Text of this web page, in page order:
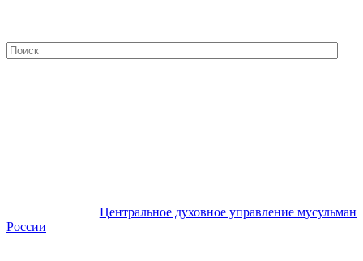
Центральное духовное управление мусульман
России